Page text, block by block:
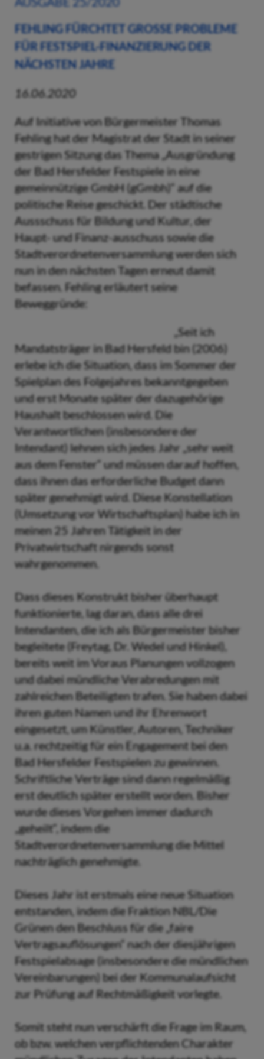
FEHLING FÜRCHTET GROSSE PROBLEME F
ÜR FESTSPIEL-FINANZIERUNG DER N
ÄCHSTEN JAHRE
16.06.2020
Auf Initiative von Bürgermeister Thomas
Fehling hat der Magistrat der Stadt in seiner
gestrigen Sitzung das Thema „Ausgründung
der Bad Hersfelder Festspiele in eine
gemeinnützige GmbH (gGmbh)“ auf die
politische Reise geschickt. Der städtische
Aussschuss für Bildung und Kultur, der
Haupt- und Finanz-ausschuss sowie die
Stadtverordnetenversammlung werden sich
nun in den nächsten Tagen erneut damit
befassen. Fehling erläutert seine
Beweggründe:
„Seit ich
Mandatsträger in Bad Hersfeld bin (2006)
erlebe ich die Situation, dass im Sommer der
Spielplan des Folgejahres bekanntgegeben
und erst Monate später der dazugehörige
Haushalt beschlossen wird. Die
Verantwortlichen (insbesondere der
Intendant) lehnen sich jedes Jahr „sehr weit
aus dem Fenster“ und müssen darauf hoffen,
dass ihnen das erforderliche Budget dann
später genehmigt wird. Diese Konstellation
(Umsetzung vor Wirtschaftsplan) habe ich in
meinen 25 Jahren Tätigkeit in der
Privatwirtschaft nirgends sonst
wahrgenommen.
Dass dieses Konstrukt bisher überhaupt
funktionierte, lag daran, dass alle drei
Intendanten, die ich als Bürgermeister bisher
begleitete (Freytag, Dr. Wedel und Hinkel),
bereits weit im Voraus Planungen vollzogen
und dabei mündliche Verabredungen mit
zahlreichen Beteiligten trafen. Sie haben dabei
ihren guten Namen und ihr Ehrenwort
eingesetzt, um Künstler, Autoren, Techniker
u.a. rechtzeitig für ein Engagement bei den
Bad Hersfelder Festspielen zu gewinnen.
Schriftliche Verträge sind dann regelmäßig
erst deutlich später erstellt worden. Bisher
wurde dieses Vorgehen immer dadurch
„geheilt“, indem die
Stadtverordnetenversammlung die Mittel
nachträglich genehmigte.
Dieses Jahr ist erstmals eine neue Situation
entstanden, indem die Fraktion NBL/Die
Grünen den Beschluss für die „faire
Vertragsauflösungen“ nach der diesjährigen
Festspielabsage (insbesondere die mündlichen
Vereinbarungen) bei der Kommunalaufsicht
zur Prüfung auf Rechtmäßigkeit vorlegte.
Somit steht nun verschärft die Frage im Raum,
ob bzw. welchen verpflichtenden Charakter